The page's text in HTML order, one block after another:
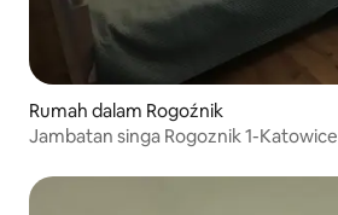
Rumah dalam Rogoźnik
Jambatan singa Rogoznik 1-Katowice